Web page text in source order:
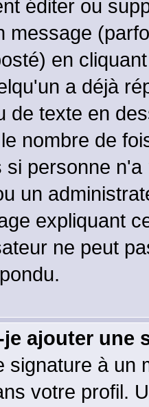
éditer ou
message
en
a déjà
de texte en
nombre de
si personne
un
expliquant
ne peut
ajouter une
signature à un
votre profil.